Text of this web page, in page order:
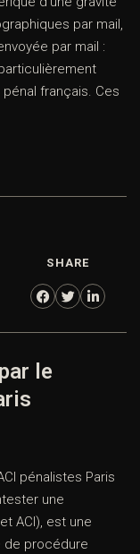
par mail,
par mail :
français. Ces
SHARE
le
pénalistes Paris
une
ACI), est une
de procédure